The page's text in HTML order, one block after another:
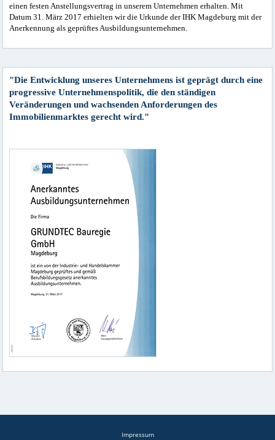
einen festen Anstellungsvertrag in unserem Unternehmen erhalten. Mit
Datum 31. März 2017 erhielten wir die Urkunde der IHK Magdeburg mit der
Anerkennung als geprüftes Ausbildungsunternehmen.
"Die Entwicklung unseres Unternehmens ist geprägt durch eine
progressive Unternehmenspolitik, die den ständigen
Veränderungen und wachsenden Anforderungen des
Immobilienmarktes gerecht wird."
Impressum